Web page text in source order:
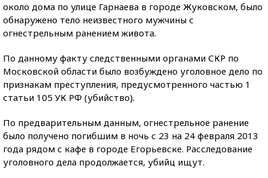
около дома по улице Гарнаева в городе Жуковском, было
обнаружено тело неизвестного мужчины с
огнестрельным ранением живота.
По данному факту следственными органами СКР по
Московской области было возбуждено уголовное дело по
признакам преступления, предусмотренного частью 1
статьи 105 УК РФ (убийство).
По предварительным данным, огнестрельное ранение
было получено погибшим в ночь с 23 на 24 февраля 2013
года рядом с кафе в городе Егорьевске. Расследование
уголовного дела продолжается, убийц ищут.